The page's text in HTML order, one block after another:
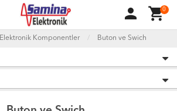
person shopping_cart0
Elektronik Komponentler Buton ve Swich